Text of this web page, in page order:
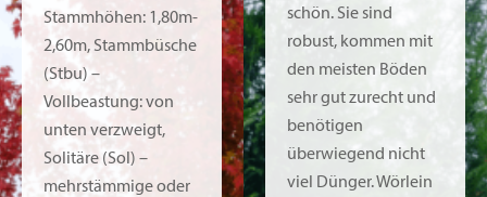
Stammhöhen: 1,80m-
2,60m, Stammbüsche
(Stbu) –
Vollbeastung: von
unten verzweigt,
Solitäre (Sol) –
mehrstämmige oder
schön. Sie sind
robust, kommen mit
den meisten Böden
sehr gut zurecht und
benötigen
überwiegend nicht
viel Dünger. Wörlein